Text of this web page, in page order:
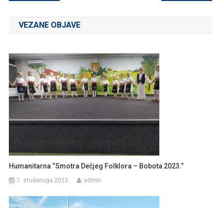
objava
VEZANE OBJAVE
Humanitarna “Smotra Dečjeg Folklora – Bobota 2023.”
7. studenoga 2023. admin